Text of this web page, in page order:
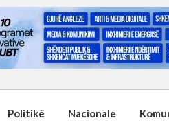
Politikë Nacionale